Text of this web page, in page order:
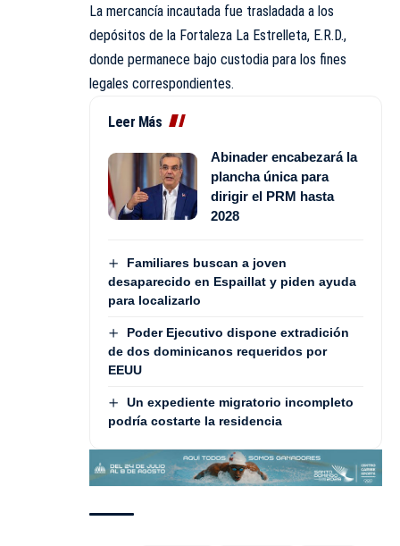
La mercancía incautada fue trasladada a los
depósitos de la Fortaleza La Estrelleta, E.R.D.,
donde permanece bajo custodia para los fines
legales correspondientes.
Leer Más
Abinader encabezará la
plancha única para
dirigir el PRM hasta
2028
Familiares buscan a joven
desaparecido en Espaillat y piden ayuda
para localizarlo
Poder Ejecutivo dispone extradición
de dos dominicanos requeridos por
EEUU
Un expediente migratorio incompleto
podría costarte la residencia